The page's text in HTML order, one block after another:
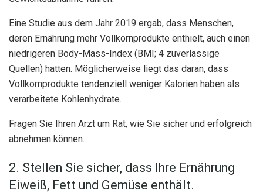
Eine Studie aus dem Jahr 2019 ergab, dass Menschen,
deren Ernährung mehr Vollkornprodukte enthielt, auch einen
niedrigeren Body-Mass-Index (BMI; 4 zuverlässige
Quellen) hatten. Möglicherweise liegt das daran, dass
Vollkornprodukte tendenziell weniger Kalorien haben als
verarbeitete Kohlenhydrate.
Fragen Sie Ihren Arzt um Rat, wie Sie sicher und erfolgreich
abnehmen können.
2. Stellen Sie sicher, dass Ihre Ernährung
Eiweiß, Fett und Gemüse enthält.